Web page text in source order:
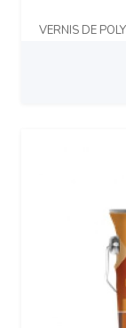
VERNIS DE